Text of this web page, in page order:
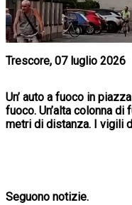
Trescore, 07 luglio 2026
Un’ auto a fuoco in
fuoco. Un’alta colonna
metri di distanza. I vigili
Seguono notizie.